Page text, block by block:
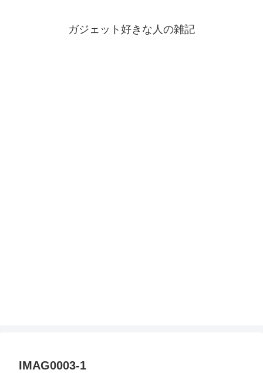
ガジェット好きな人の雑記
IMAG0003-1